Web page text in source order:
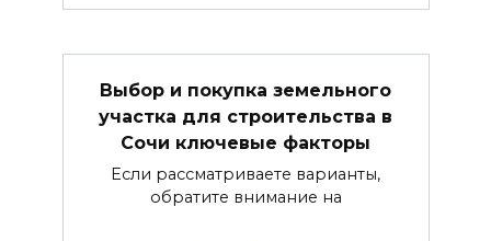
Выбор и покупка земельного
участка для строительства в
Сочи ключевые факторы
Если рассматриваете варианты,
обратите внимание на